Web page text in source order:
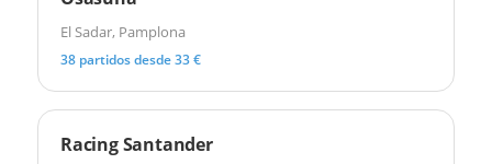
El Sadar, Pamplona
38 partidos desde 33 €
Racing Santander